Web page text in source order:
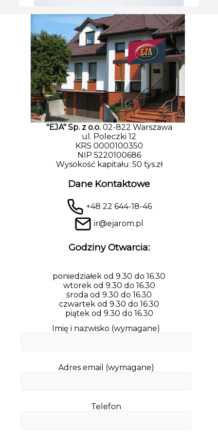
"EJA" Sp. z o.o.02-822 Warszawa
ul. Poleczki 12
KRS 0000100350
NIP 5220100686
Wysokość kapitału: 50 tys.zł
Dane Kontaktowe
+48 22 644-18-46
ir@ejarom.pl
Godziny Otwarcia:
poniedziałek od 9.30 do 16.30
wtorek od 9.30 do 16.30
środa od 9.30 do 16.30
czwartek od 9.30 do 16.30
piątek od 9.30 do 16.30
Imię i nazwisko (wymagane)
Adres email (wymagane)
Telefon